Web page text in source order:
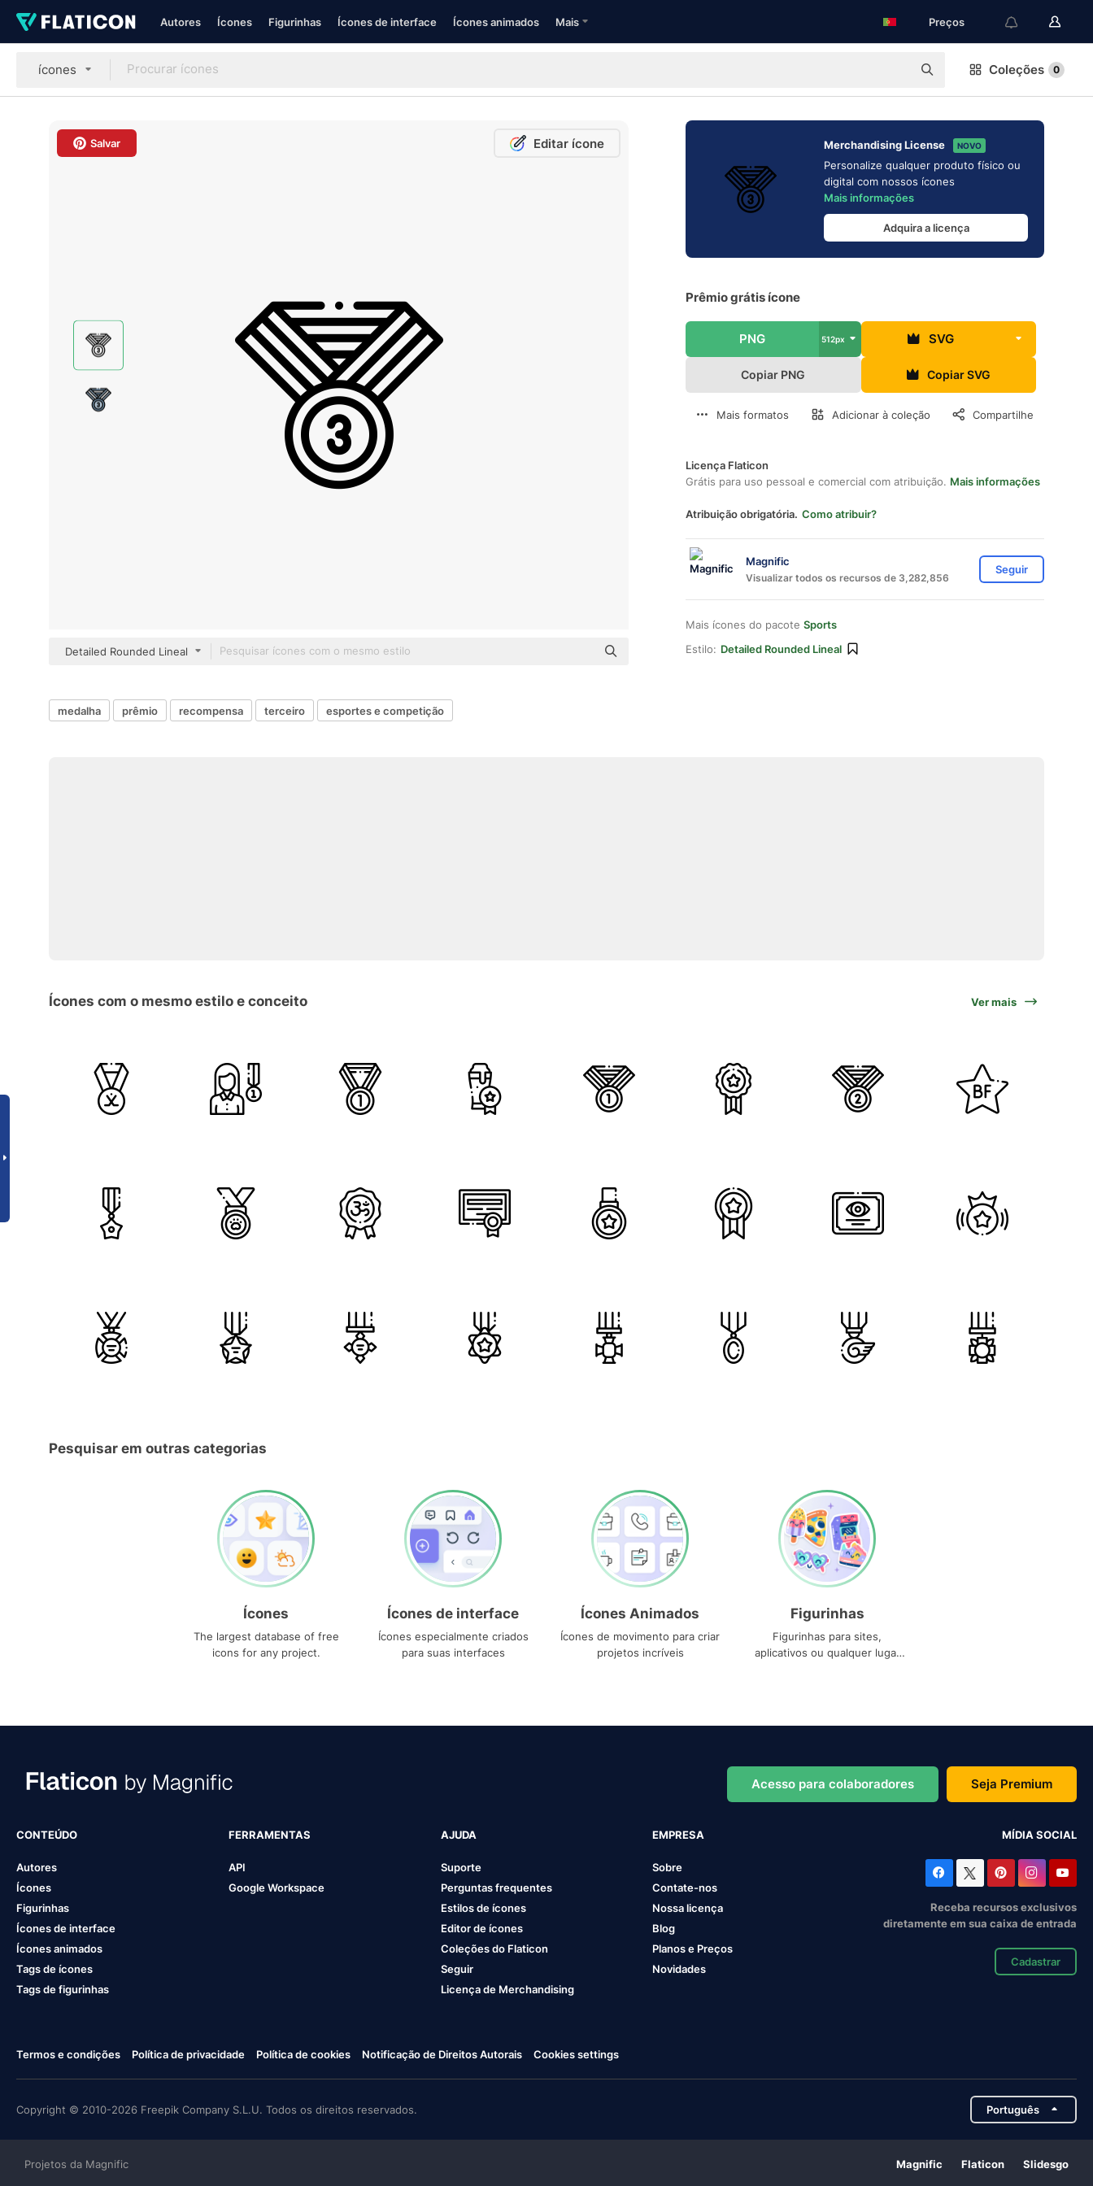
Autores Ícones Figurinhas Ícones de interface Ícones animados Mais Preços
ícones Coleções 0
Salvar Editar ícone
Detailed Rounded Lineal
Merchandising License NOVO
Personalize qualquer produto físico ou
digital com nossos ícones
Mais informações
Adquira a licença
Prêmio grátis ícone
PNG 512px SVG
Copiar PNG Copiar SVG
Mais formatos Adicionar à coleção Compartilhe
Licença Flaticon
Grátis para uso pessoal e comercial com atribuição. Mais informações
Atribuição obrigatória. Como atribuir?
Magnific
Visualizar todos os recursos de 3,282,856
Seguir
Mais ícones do pacote Sports
Estilo: Detailed Rounded Lineal
medalha prêmio recompensa terceiro esportes e competição
Ícones com o mesmo estilo e conceito Ver mais
Pesquisar em outras categorias
Ícones
The largest database of free
icons for any project.
Ícones de interface
Ícones especialmente criados
para suas interfaces
Ícones Animados
Ícones de movimento para criar
projetos incríveis
Figurinhas
Figurinhas para sites,
aplicativos ou qualquer lugar
Acesso para colaboradores Seja Premium
CONTEÚDO
Autores
Ícones
Figurinhas
Ícones de interface
Ícones animados
Tags de ícones
Tags de figurinhas
FERRAMENTAS
API
Google Workspace
AJUDA
Suporte
Perguntas frequentes
Estilos de ícones
Editor de ícones
Coleções do Flaticon
Seguir
Licença de Merchandising
EMPRESA
Sobre
Contate-nos
Nossa licença
Blog
Planos e Preços
Novidades
MÍDIA SOCIAL
Receba recursos exclusivos
diretamente em sua caixa de entrada
Cadastrar
Termos e condições Política de privacidade Política de cookies Notificação de Direitos Autorais Cookies settings
Copyright © 2010-2026 Freepik Company S.L.U. Todos os direitos reservados. Português
Projetos da Magnific Magnific Flaticon Slidesgo